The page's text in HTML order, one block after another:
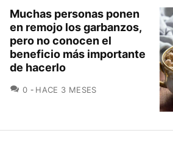
Muchas personas ponen
en remojo los garbanzos,
pero no conocen el
beneficio más importante
de hacerlo
0 COMENTARIOS
HACE 3 MESES